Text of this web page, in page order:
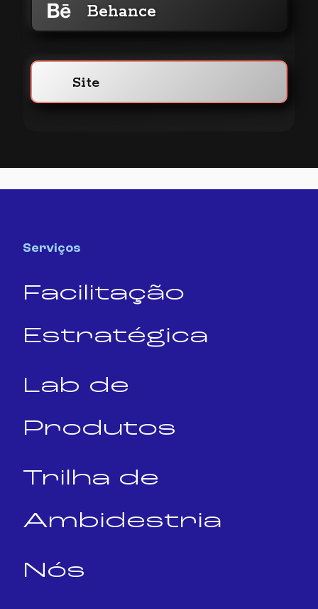
Behance
Site
Serviços
Facilitação
Estratégica
Lab de
Produtos
Trilha de
Ambidestria
Nós